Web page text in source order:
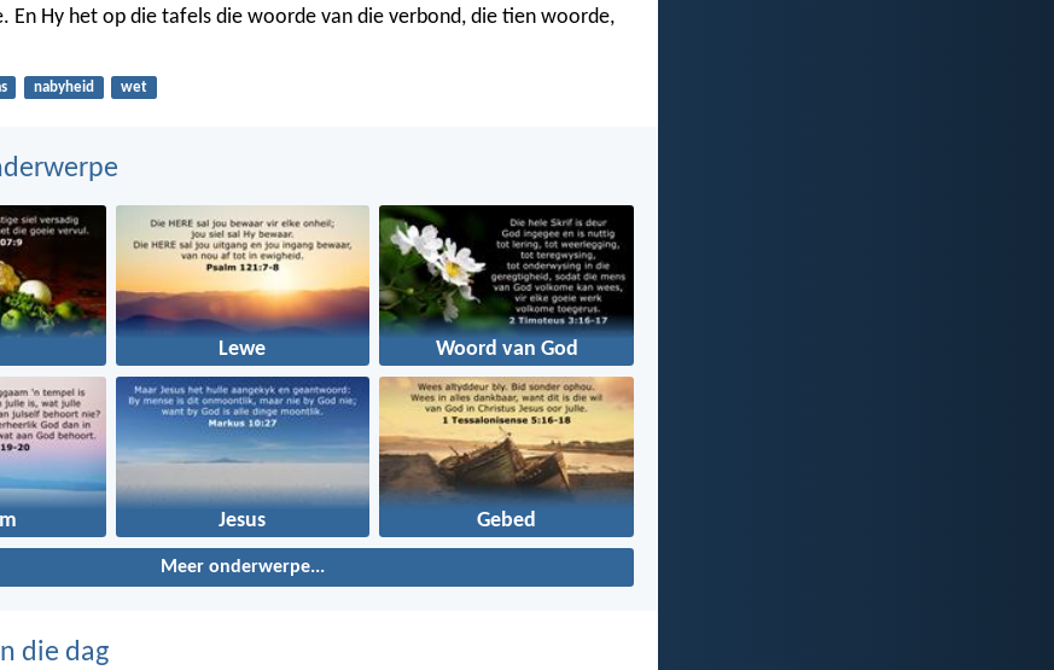
En Hy het op die tafels die woorde van die verbond, die tien woorde,
nabyheid wet
Lewe Woord van God
Jesus Gebed
Meer onderwerpe...
die dag